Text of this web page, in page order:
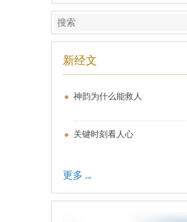
新经文
神韵为什么能救人
关键时刻看人心
更多 ...